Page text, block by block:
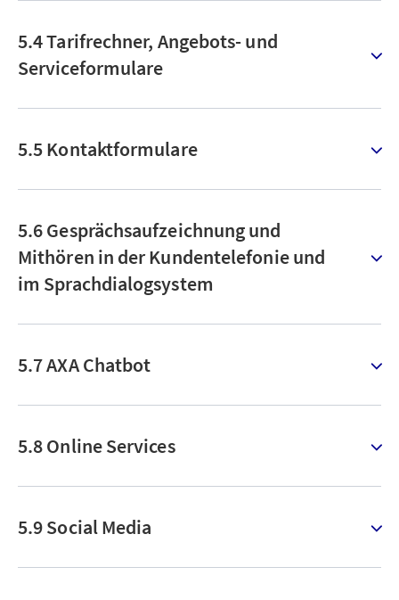
5.4 Tarifrechner, Angebots- und
Serviceformulare
5.5 Kontaktformulare
5.6 Gesprächsaufzeichnung und
Mithören in der Kundentelefonie und
im Sprachdialogsystem
5.7 AXA Chatbot
5.8 Online Services
5.9 Social Media